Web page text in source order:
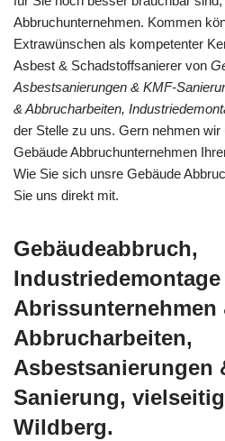
Abbruchunternehmen. Kommen
Extrawünschen als kompetenter
Asbest & Schadstoffsanierer von
Asbestsanierungen & KMF-
& Abbrucharbeiten,
der Stelle zu uns. Gern nehmen
Gebäude Abbruchunternehmen
Wie Sie sich unsre Gebäude
Sie uns direkt mit.
Gebäudeabbruch,
Abrissunternehmen
Abbrucharbeiten,
Asbestsanierungen
Sanierung,
Wildberg.